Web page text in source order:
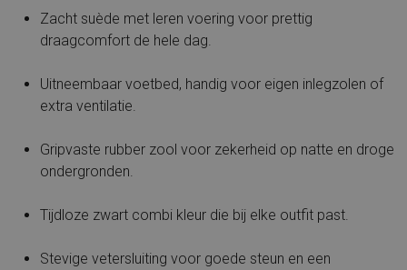
Zacht suède met leren voering voor prettig
draagcomfort de hele dag.
Uitneembaar voetbed, handig voor eigen inlegzolen of
extra ventilatie.
Gripvaste rubber zool voor zekerheid op natte en droge
ondergronden.
Tijdloze zwart combi kleur die bij elke outfit past.
Stevige vetersluiting voor goede steun en een